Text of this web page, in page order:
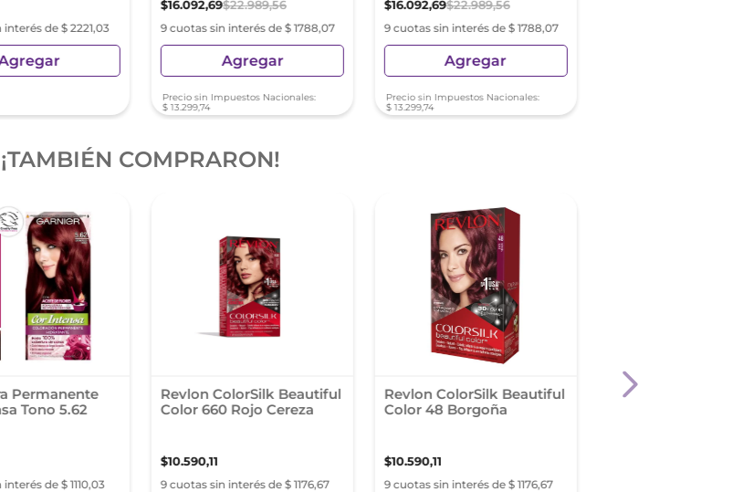
de $ 2221,03
$16.092,69$22.989,56
9 cuotas sin interés de $ 1788,07
Agregar
Precio sin Impuestos Nacionales:
$ 13.299,74
$16.092,69$22.989,56
9 cuotas sin interés de $ 1788,07
Agregar
Precio sin Impuestos Nacionales:
$ 13.299,74
¡TAMBIÉN COMPRARON!
Permanente
Tono 5.62
de $ 1110,03
Revlon ColorSilk Beautiful
Color 660 Rojo Cereza
$10.590,11
9 cuotas sin interés de $ 1176,67
Revlon ColorSilk Beautiful
Color 48 Borgoña
$10.590,11
9 cuotas sin interés de $ 1176,67
Kit Tintura Nutrisse